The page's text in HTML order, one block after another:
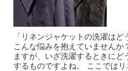
「リネンジャケットの洗濯は
こんな悩みを抱えていません
ますが、いざ洗濯するときにど
するものですよね。 ここではリ